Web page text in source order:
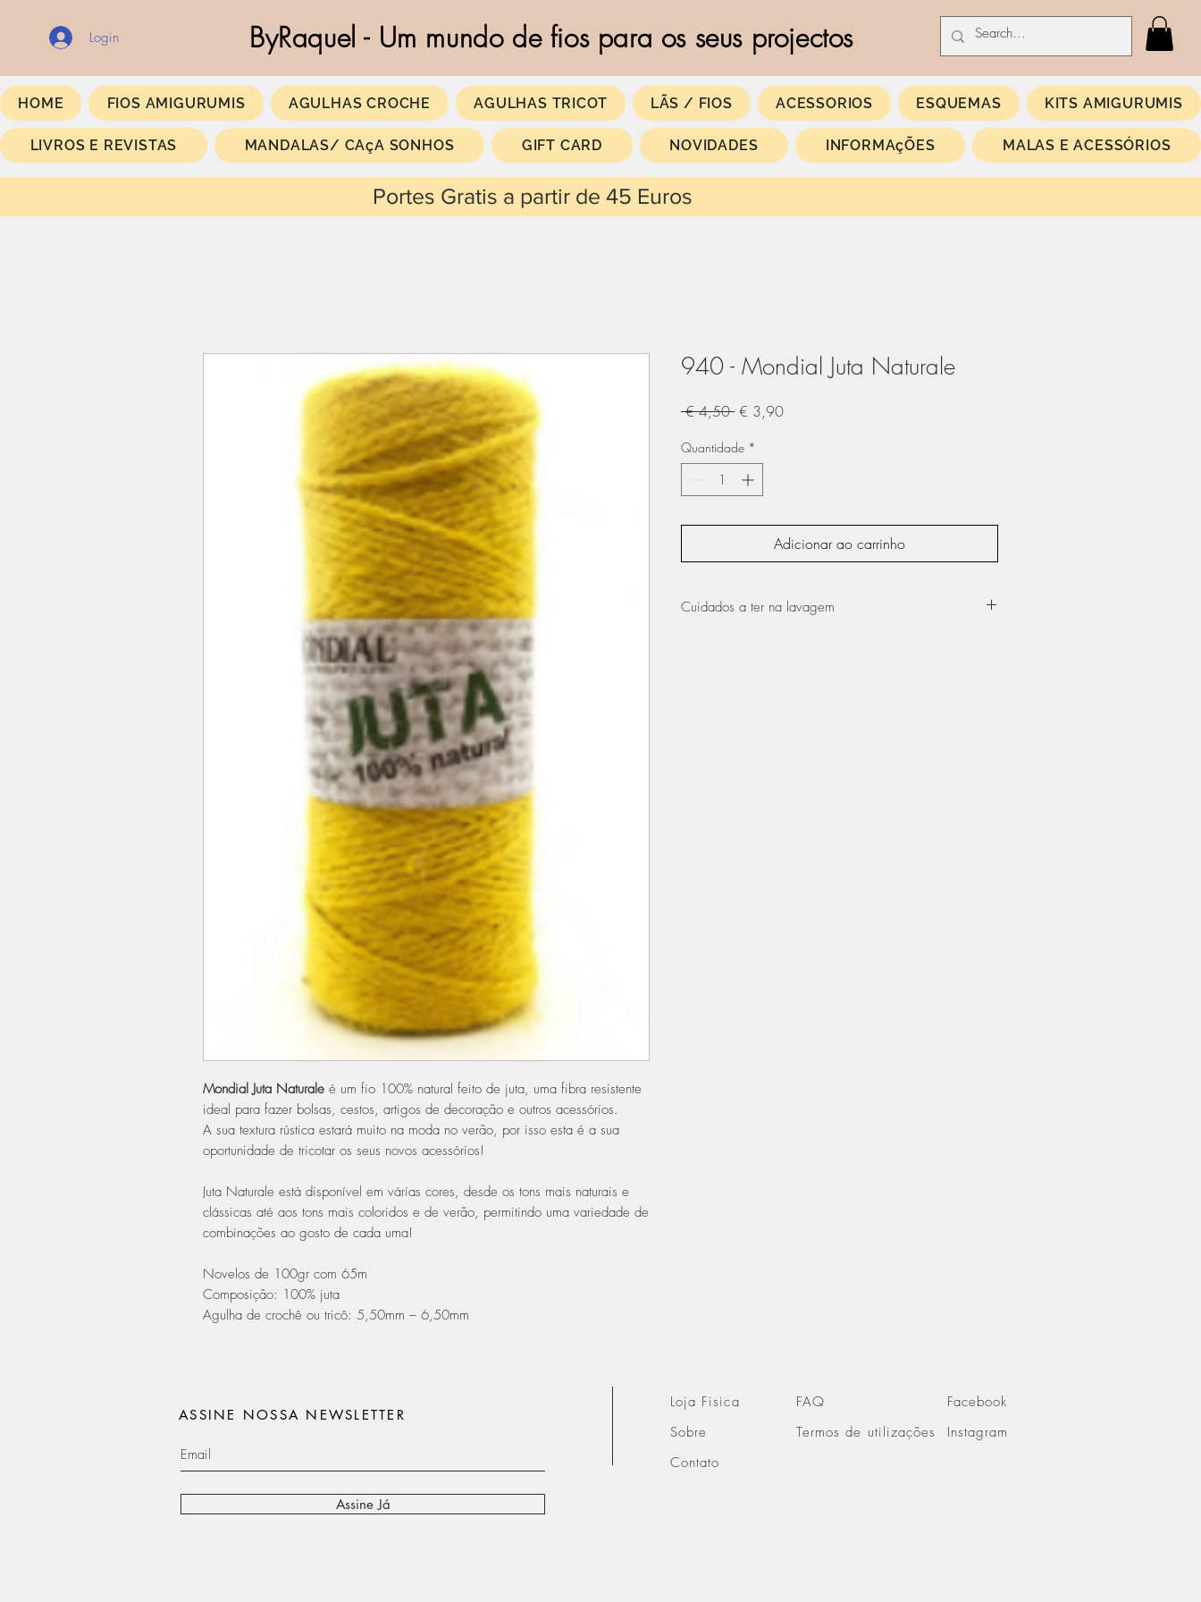
Login ByRaquel - Um mundo de fios para os seus projectos
HOME FIOS AMIGURUMIS AGULHAS CROCHE AGULHAS TRICOT LÃS / FIOS ACESSORIOS ESQUEMAS KITS AMIGURUMIS
LIVROS E REVISTAS MANDALAS/ CAçA SONHOS GIFT CARD NOVIDADES INFORMAçÕES MALAS E ACESSÓRIOS
Portes Gratis a partir de 45 Euros
Mondial Juta Naturale é um fio 100% natural feito de juta, uma fibra resistente
ideal para fazer bolsas, cestos, artigos de decoração e outros acessórios.
A sua textura rústica estará muito na moda no verão, por isso esta é a sua
oportunidade de tricotar os seus novos acessórios!
Juta Naturale está disponível em várias cores, desde os tons mais naturais e
clássicas até aos tons mais coloridos e de verão, permitindo uma variedade de
combinações ao gosto de cada uma!
Novelos de 100gr com 65m
Composição: 100% juta
Agulha de crochê ou tricô: 5,50mm – 6,50mm
940 - Mondial Juta Naturale
€ 4,50 Preço
€ 3,90Preço
Quantidade *
Adicionar ao carrinho
Cuidados a ter na lavagem
Assine Já
ASSINE NOSSA NEWSLETTER
Loja Fisica
Sobre
Contato
FAQ
Termos de utilizações
Facebook
Instagram